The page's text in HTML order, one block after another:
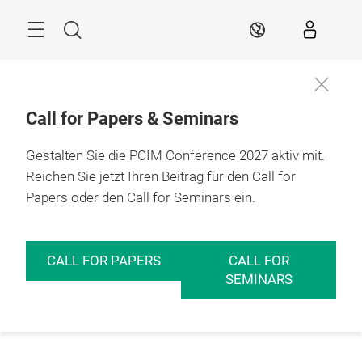
Suche DE
Call for Papers & Seminars
Gestalten Sie die PCIM Conference 2027 aktiv mit.
Reichen Sie jetzt Ihren Beitrag für den Call for
Papers oder den Call for Seminars ein.
CALL FOR PAPERS
CALL FOR
SEMINARS